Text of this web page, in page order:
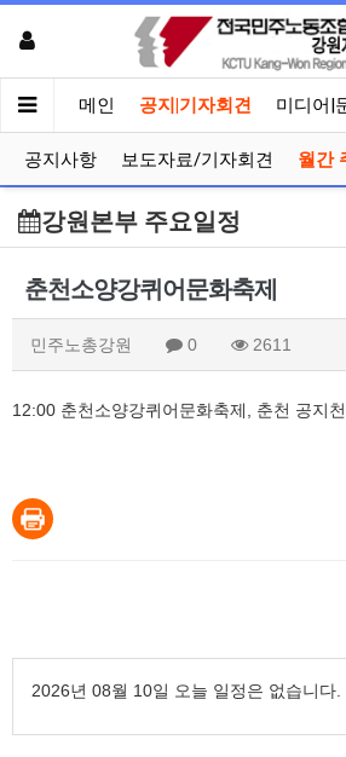
메인 공지|기자회견 미디어|
공지사항 보도자료/기자회견 월간
강원본부 주요일정
춘천소양강퀴어문화축제
민주노총강원 0 2611
12:00 춘천소양강퀴어문화축제, 춘천 공지
2026년 08월 10일 오늘 일정은 없습니다.